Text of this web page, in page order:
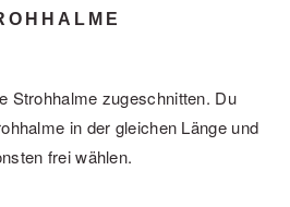
Strohhalme zugeschnitten. Du
in der gleichen Länge und
frei wählen.